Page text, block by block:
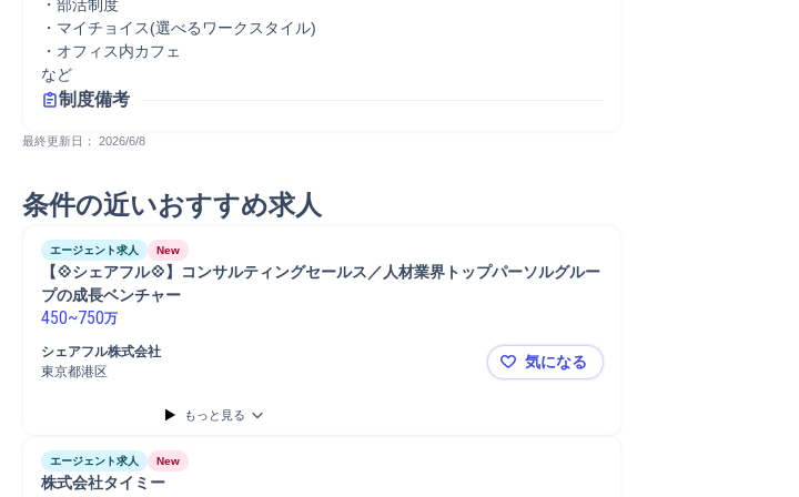
・部活制度
・マイチョイス(選べるワークスタイル)
・オフィス内カフェ
など
制度備考
最終更新日： 2026/6/8
条件の近いおすすめ求人
エージェント求人 New
【💠シェアフル💠】コンサルティングセールス／人材業界トップパーソルグルー
プの成長ベンチャー
450~750万
シェアフル株式会社
東京都港区
【💠シェアフル💠】コンサル
気になる
もっと見る
エージェント求人 New
株式会社タイミー